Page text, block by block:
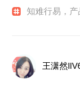
知难行易，
王潇然